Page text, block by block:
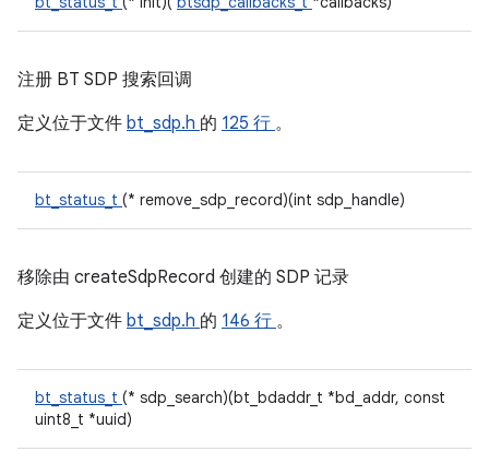
注册 BT SDP 搜索回调
定义位于文件 bt_sdp.h 的 125 行 。
bt_status_t (* remove_sdp_record)(int sdp_handle)
移除由 createSdpRecord 创建的 SDP 记录
定义位于文件 bt_sdp.h 的 146 行 。
bt_status_t (* sdp_search)(bt_bdaddr_t *bd_addr, const
uint8_t *uuid)